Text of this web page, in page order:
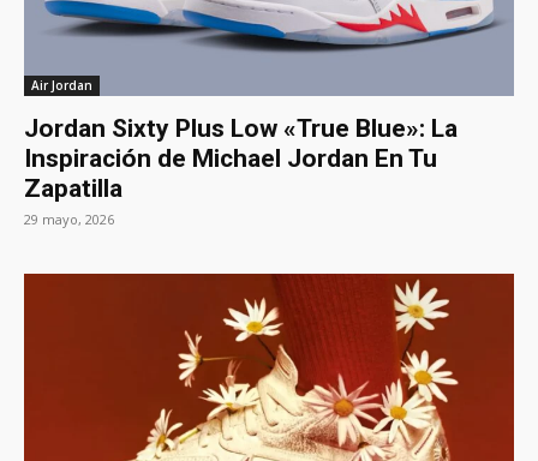
Air Jordan
Jordan Sixty Plus Low «True Blue»: La
Inspiración de Michael Jordan En Tu
Zapatilla
29 mayo, 2026